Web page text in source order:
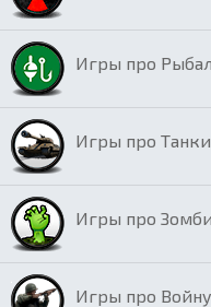
Игры про
Игры про Танки
Игры про Зомби
Игры про Войну